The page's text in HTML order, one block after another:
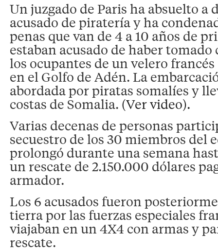
Un juzgado de Paris ha absuelto a
acusado de piratería y ha
penas que van de 4 a 10 años de
estaban acusado de haber tomado
los ocupantes de un velero
en el Golfo de Adén. La
abordada por piratas somalíes y
costas de Somalia. (Ver video).
Varias decenas de personas
secuestro de los 30 miembros del
prolongó durante una semana
un rescate de 2.150.000 dólares
armador.
Los 6 acusados fueron
tierra por las fuerzas especiales
viajaban en un 4X4 con armas y
rescate.